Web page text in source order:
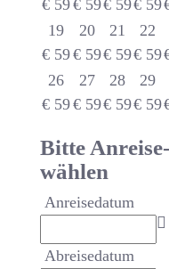
€ 59€ 59€ 59€ 59
19
€ 59
20
€ 59
21
€ 59
22
€ 59
26
€ 59
27
€ 59
28
€ 59
29
€ 59
Bitte
wählen
Anreisedatum
Abreisedatum